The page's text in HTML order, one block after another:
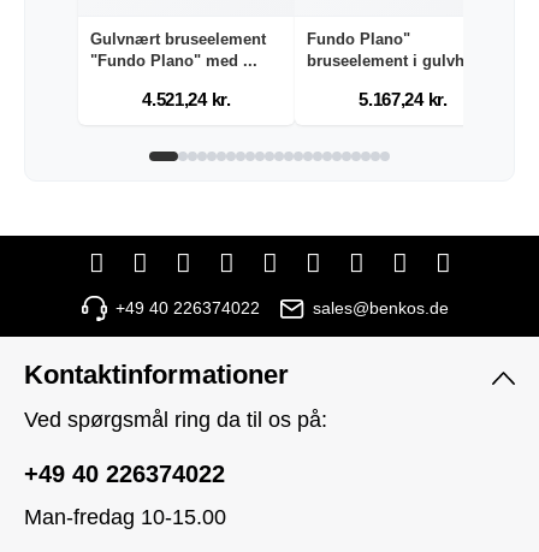
Gulvnært bruseelement
"Fundo Plano" med ...
4.521,24 kr.
Fundo Plano"
bruseelement i gulvhøjde
5.167,24 kr.
+49 40 226374022 sales@benkos.de
Kontaktinformationer
Ved spørgsmål ring da til os på:
+49 40 226374022
Man-fredag 10-15.00